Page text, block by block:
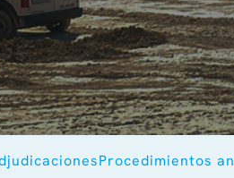
Procedimientos